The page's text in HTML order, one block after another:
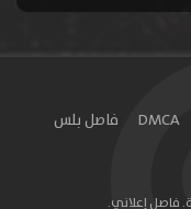
DMCA فاصل بلس